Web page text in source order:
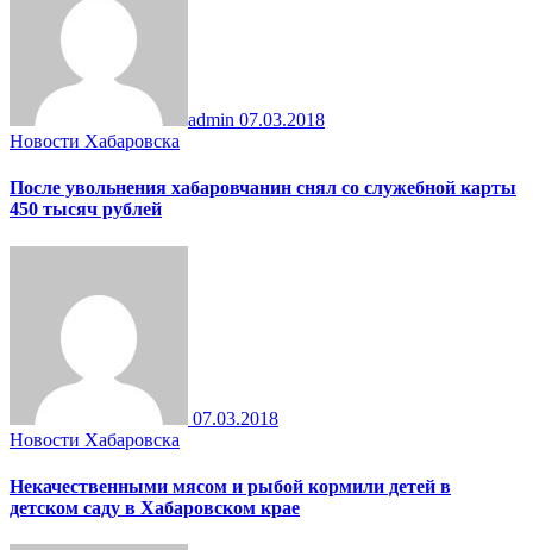
admin 07.03.2018
Новости Хабаровска
После увольнения хабаровчанин снял со служебной карты
450 тысяч рублей
07.03.2018
Новости Хабаровска
Некачественными мясом и рыбой кормили детей в
детском саду в Хабаровском крае